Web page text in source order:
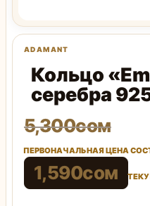
Кольцо
серебра
5,300сом
ПЕРВОНАЧАЛЬНАЯ ЦЕНА
1,590сом